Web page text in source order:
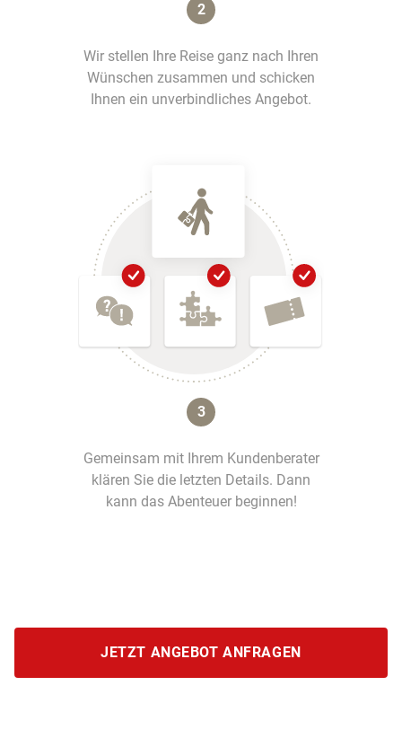
JETZT ANGEBOT ANFRAGEN
2
Wir stellen Ihre Reise ganz nach Ihren
Wünschen zusammen und schicken
Ihnen ein unverbindliches Angebot.
3
Gemeinsam mit Ihrem Kundenberater
klären Sie die letzten Details. Dann
kann das Abenteuer beginnen!